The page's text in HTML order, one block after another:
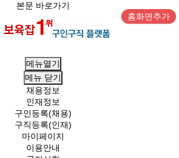
본문 바로가기
홈화면추가
메뉴열기
메뉴 닫기
채용정보
인재정보
구인등록(채용)
구직등록(인재)
마이페이지
이용안내